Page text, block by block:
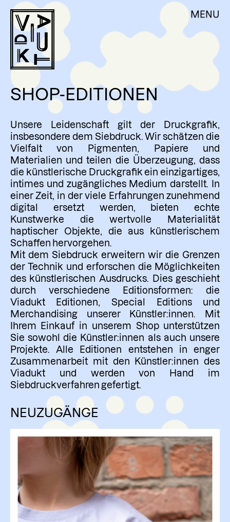
Skip
content
VIADUKT
DE EN
ÜBER UNS
AKTUELLES
WERKSTATTNUTZUNG
AUFTRAGSARBEITEN
WORKSHOPS
RESIDENCY & VOLONTARIAT
KÜNSTLER:INNEN
SHOP – EDITIONEN
MITGLIEDSCHAFT
KONTAKT
MENU
SHOP-EDITIONEN
Unsere Leidenschaft gilt der Druckgrafik,
insbesondere dem Siebdruck. Wir schätzen die
Vielfalt von Pigmenten, Papiere und
Materialien und teilen die Überzeugung, dass
die künstlerische Druckgrafik ein einzigartiges,
intimes und zugängliches Medium darstellt. In
einer Zeit, in der viele Erfahrungen zunehmend
digital ersetzt werden, bieten echte
Kunstwerke die wertvolle Materialität
haptischer Objekte, die aus künstlerischem
Schaffen hervorgehen.
Mit dem Siebdruck erweitern wir die Grenzen
der Technik und erforschen die Möglichkeiten
des künstlerischen Ausdrucks. Dies geschieht
durch verschiedene Editionsformen: die
Viadukt Editionen, Special Editions und
Merchandising unserer Künstler:innen. Mit
Ihrem Einkauf in unserem Shop unterstützen
Sie sowohl die Künstler:innen als auch unsere
Projekte. Alle Editionen entstehen in enger
Zusammenarbeit mit den Künstler:innen des
Viadukt und werden von Hand im
Siebdruckverfahren gefertigt.
NEUZUGÄNGE